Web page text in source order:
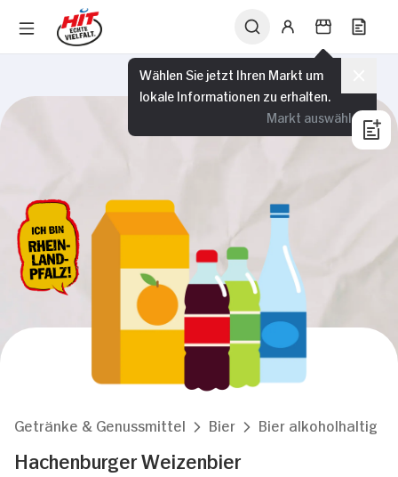
Wählen Sie jetzt Ihren Markt um
lokale Informationen zu erhalten.
Markt auswählen
Getränke & Genussmittel Bier Bier alkoholhaltig
Hachenburger Weizenbier